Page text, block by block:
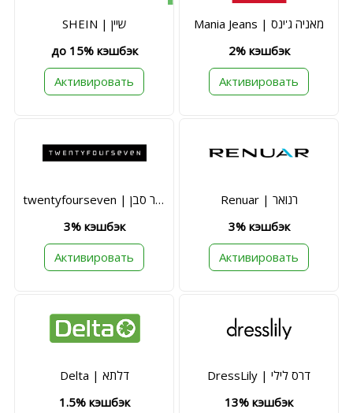
SHEIN | שיין
до 15% кэшбэк
Активировать
Mania Jeans | מאניה ג'ינס
2% кэшбэк
Активировать
twentyfourseven | טוונטי פור סבן
3% кэшбэк
Активировать
Renuar | רנואר
3% кэшбэк
Активировать
Delta | דלתא
1.5% кэшбэк
DressLily | דרס לילי
13% кэшбэк